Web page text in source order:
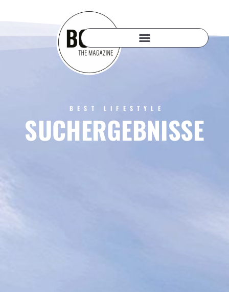
BEST LIFESTYLE
SUCHERGEBNISSE